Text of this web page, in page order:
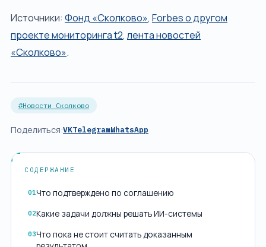
Источники: Фонд «Сколково», Forbes о другом
проекте мониторинга t2, лента новостей
«Сколково».
#Новости Сколково
Поделиться:VKTelegramWhatsApp
СОДЕРЖАНИЕ
01Что подтверждено по соглашению
02Какие задачи должны решать ИИ-системы
03Что пока не стоит считать доказанным